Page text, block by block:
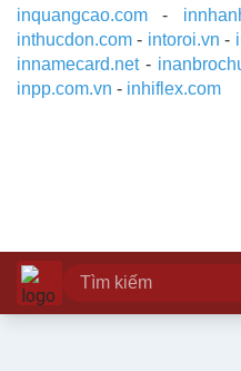
inquangcao.com -
inthucdon.com - intoroi.vn -
innamecard.net-
inpp.com.vn - inhiflex.com